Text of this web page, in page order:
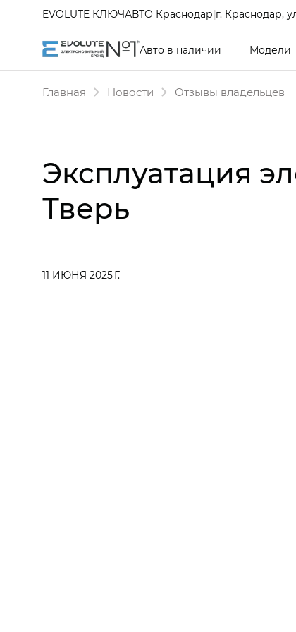
EVOLUTE КЛЮЧАВТО Краснодар|г. Краснодар,
Авто в наличии Модели
Главная Новости Отзывы владельцев
Эксплуатация
Тверь
11 ИЮНЯ 2025 Г.